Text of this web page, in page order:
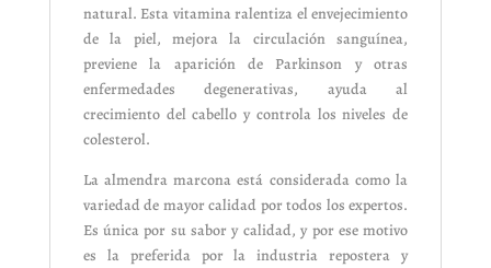
natural. Esta vitamina ralentiza el envejecimiento
de la piel, mejora la circulación sanguínea,
previene la aparición de Parkinson y otras
enfermedades degenerativas, ayuda al
crecimiento del cabello y controla los niveles de
colesterol.
La almendra marcona está considerada como la
variedad de mayor calidad por todos los expertos.
Es única por su sabor y calidad, y por ese motivo
es la preferida por la industria repostera y